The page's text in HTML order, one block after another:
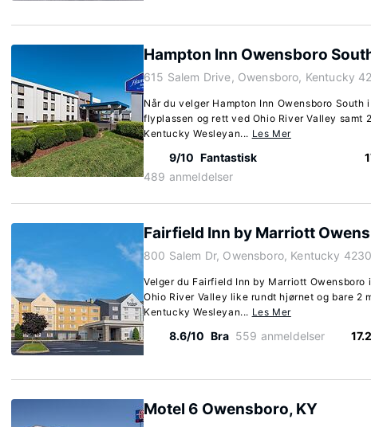
Hampton Inn Owensboro
615 Salem Drive, Owensboro, Kentucky
Når du velger Hampton Inn Owensboro South
flyplassen og rett ved Ohio River Valley samt
Kentucky Wesleyan... Les Mer
9/10 Fantastisk
489 anmeldelser
Fairfield Inn by Marriott
800 Salem Dr, Owensboro, Kentucky
Velger du Fairfield Inn by Marriott Owensboro
Ohio River Valley like rundt hjørnet og bare 2
Kentucky Wesleyan... Les Mer
8.6/10 Bra 559 anmeldelser
Motel 6 Owensboro, KY